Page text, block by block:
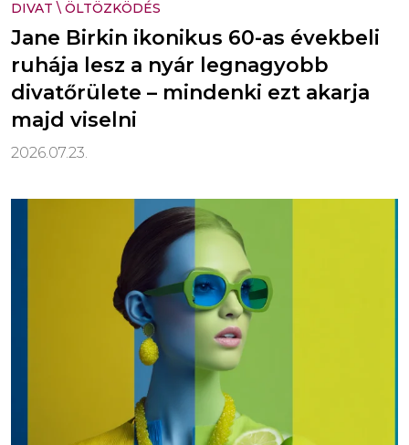
DIVAT \ ÖLTÖZKÖDÉS
Jane Birkin ikonikus 60-as évekbeli
ruhája lesz a nyár legnagyobb
divatőrülete – mindenki ezt akarja
majd viselni
2026.07.23.